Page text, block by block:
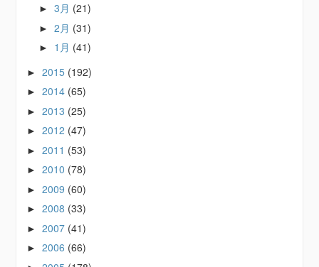
►3月 (21)
►2月 (31)
► 1月 (41)
►2015 (192)
►2014 (65)
►2013 (25)
►2012 (47)
►2011 (53)
►2010 (78)
►2009 (60)
►2008 (33)
►2007 (41)
►2006 (66)